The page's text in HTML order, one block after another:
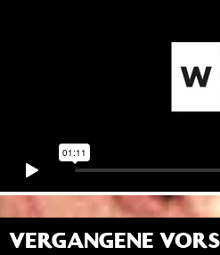
VERGANGENE